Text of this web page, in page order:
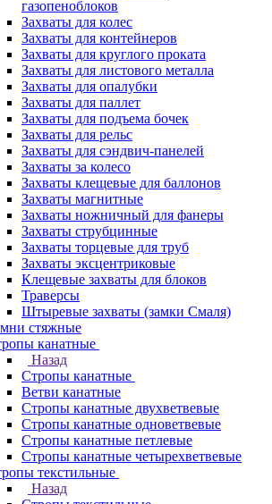
газопеноблоков
Захваты для колес
Захваты для контейнеров
Захваты для круглого проката
Захваты для листового металла
Захваты для опалубки
Захваты для паллет
Захваты для подъема бочек
Захваты для рельс
Захваты для сэндвич-панелей
Захваты за колесо
Захваты клещевые для баллонов
Захваты магнитные
Захваты ножничный для фанеры
Захваты струбцинные
Захваты торцевые для труб
Захваты эксцентриковые
Клещевые захваты для блоков
Траверсы
Штыревые захваты (замки Смаля)
стяжные
канатные
Назад
Стропы канатные
Ветви канатные
Стропы канатные двухветвевые
Стропы канатные одноветвевые
Стропы канатные петлевые
Стропы канатные четырехветвевые
текстильные
Назад